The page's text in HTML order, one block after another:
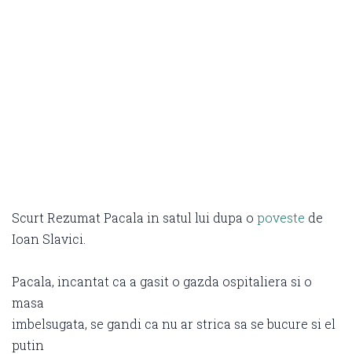
Scurt Rezumat Pacala in satul lui dupa o poveste de
Ioan Slavici.
Pacala, incantat ca a gasit o gazda ospitaliera si o
masa
imbelsugata, se gandi ca nu ar strica sa se bucure si el
putin